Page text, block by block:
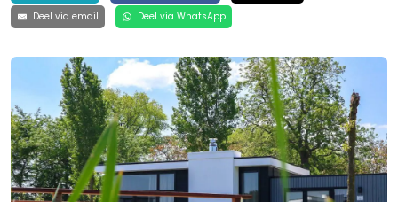
Deel via email
Deel via WhatsApp